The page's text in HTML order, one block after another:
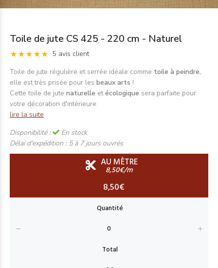
Toile de jute CS 425 - 220 cm - Naturel
5 avis client
Toile de jute régulière et serrée idéale comme toile à peindre,
elle est très prisée pour les beaux arts !
Cette toile de jute naturelle etécologique sera parfaite pour
votre décoration d'intérieure.
lire la suite
Disponibilité :
En stock
Délai d'expédition : 5 à 7 jours ouvrés
AU MÈTRE
8,50€/m
8,50€